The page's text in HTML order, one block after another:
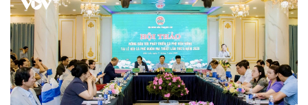
Tư vấn
Săn Tour
check-in
Câu chuyện thời sự
Đọc truyện đêm khuya
Cửa sổ tình yêu
Kể chuyện cho bé
Hạt giống tâm hồn